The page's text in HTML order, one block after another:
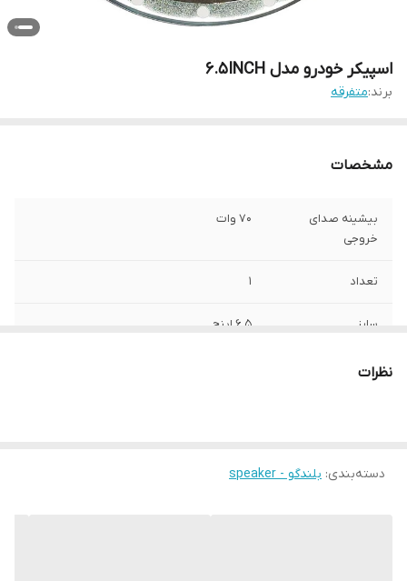
اسپیکر خودرو مدل 6.5INCH
برند:متفرقه
مشخصات
بیشینه صدای
خروجی
70 وات
تعداد 1
سایز 6.5 اینچ
عمق نصبنظرات
دسته‌بندی: بلندگو - speaker